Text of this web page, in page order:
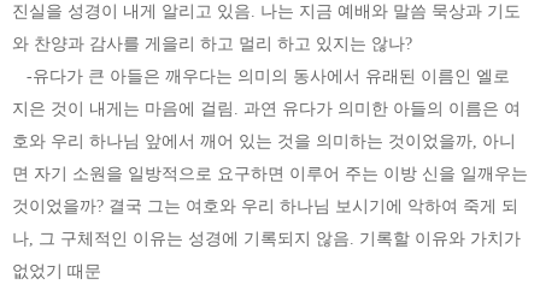
진실을 성경이 내게 알리고 있음. 나는 지금 예배와 말씀 묵상과 기도
와 찬양과 감사를 게을리 하고 멀리 하고 있지는 않나?
-유다가 큰 아들은 깨우다는 의미의 동사에서 유래된 이름인 엘로
지은 것이 내게는 마음에 걸림. 과연 유다가 의미한 아들의 이름은 여
호와 우리 하나님 앞에서 깨어 있는 것을 의미하는 것이었을까, 아니
면 자기 소원을 일방적으로 요구하면 이루어 주는 이방 신을 일깨우는
것이었을까? 결국 그는 여호와 우리 하나님 보시기에 악하여 죽게 되
나, 그 구체적인 이유는 성경에 기록되지 않음. 기록할 이유와 가치가
없었기 때문